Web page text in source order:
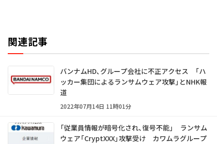
関連記事
バンナムHD、グループ会社に不正アクセス 「ハ
ッカー集団によるランサムウェア攻撃」とNHK報
道
2022年07月14日 11時01分
「従業員情報が暗号化され、復号不能」 ランサム
ウェア「CryptXXX」攻撃受け カワムラグループ